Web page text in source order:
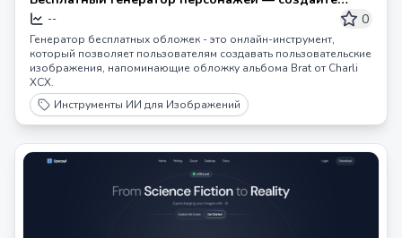
своих уникальных героев
-- 0
Генератор бесплатных обложек - это онлайн-инструмент,
который позволяет пользователям создавать пользовательские
изображения, напоминающие обложку альбома Brat от Charli
XCX.
Инструменты ИИ для Изображений